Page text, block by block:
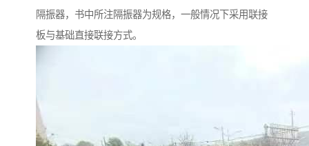
隔振器，书中所注隔振器为规格，一般情况下采用联接
板与基础直接联接方式。